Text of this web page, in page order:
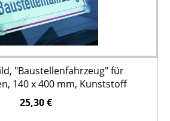
"Baustellenfahrzeug" für
140 x 400 mm, Kunststoff
25,30 €